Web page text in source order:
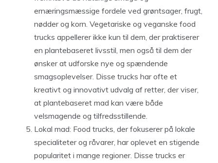
ernæringsmæssige fordele ved grøntsager, frugt,
nødder og korn. Vegetariske og veganske food
trucks appellerer ikke kun til dem, der praktiserer
en plantebaseret livsstil, men også til dem der
ønsker at udforske nye og spændende
smagsoplevelser. Disse trucks har ofte et
kreativt og innovativt udvalg af retter, der viser,
at plantebaseret mad kan være både
velsmagende og tilfredsstillende.
Lokal mad: Food trucks, der fokuserer på lokale
specialiteter og råvarer, har oplevet en stigende
popularitet i mange regioner. Disse trucks er